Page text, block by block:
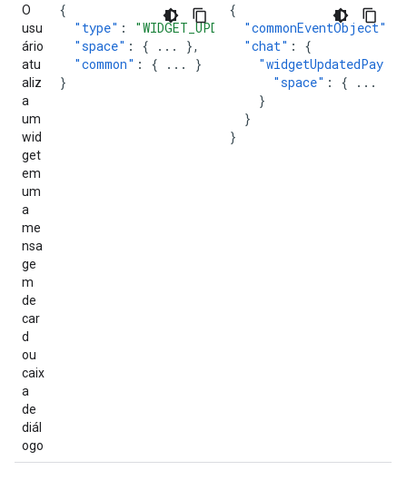
O
usu
ário
atu
aliz
a
um
wid
get
em
um
a
me
nsa
ge
m
de
car
d
ou
caix
a
de
diál
ogo
{
"type" : "WIDGET_UPDATED",
"space" : { ...
},
"common" : { ...
}
}
{
"commonEventObject"
"chat" :
{
"space" : { ...
}
}
}